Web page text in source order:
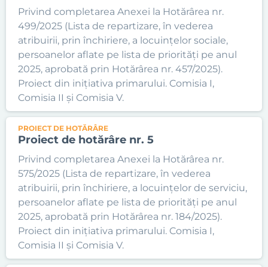
Privind completarea Anexei la Hotărârea nr.
499/2025 (Lista de repartizare, în vederea
atribuirii, prin închiriere, a locuințelor sociale,
persoanelor aflate pe lista de priorități pe anul
2025, aprobată prin Hotărârea nr. 457/2025).
Proiect din inițiativa primarului. Comisia I,
Comisia II și Comisia V.
PROIECT DE HOTĂRÂRE
Proiect de hotărâre nr. 5
Privind completarea Anexei la Hotărârea nr.
575/2025 (Lista de repartizare, în vederea
atribuirii, prin închiriere, a locuințelor de serviciu,
persoanelor aflate pe lista de priorități pe anul
2025, aprobată prin Hotărârea nr. 184/2025).
Proiect din inițiativa primarului. Comisia I,
Comisia II și Comisia V.